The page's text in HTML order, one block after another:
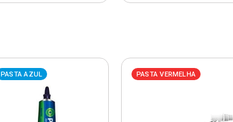
PASTA AZUL PASTA VERMELHA